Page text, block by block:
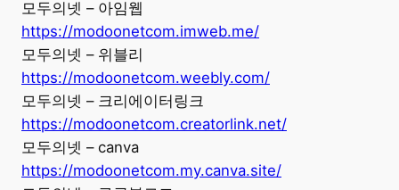
모두의넷 – 아임웹
https://modoonetcom.imweb.me/
모두의넷 – 위블리
https://modoonetcom.weebly.com/
모두의넷 – 크리에이터링크
https://modoonetcom.creatorlink.net/
모두의넷 – canva
https://modoonetcom.my.canva.site/